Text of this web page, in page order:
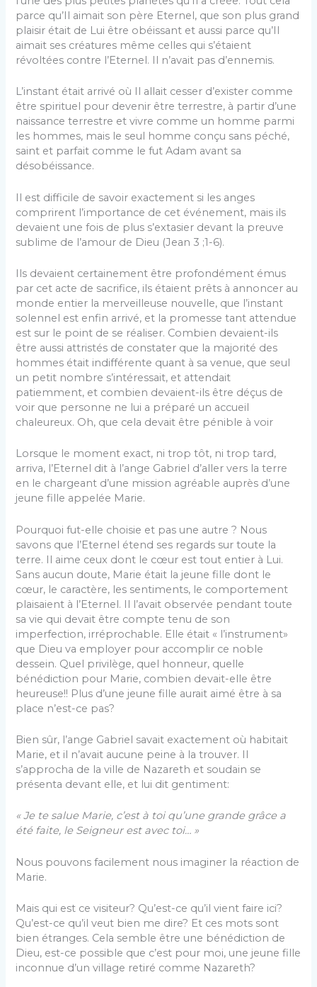
parce qu’Il aimait son père Eternel, que son plus grand
plaisir était de Lui être obéissant et aussi parce qu’Il
aimait ses créatures même celles qui s’étaient
révoltées contre l’Eternel. Il n’avait pas d’ennemis.
L’instant était arrivé où Il allait cesser d’exister comme
être spirituel pour devenir être terrestre, à partir d’une
naissance terrestre et vivre comme un homme parmi
les hommes, mais le seul homme conçu sans péché,
saint et parfait comme le fut Adam avant sa
désobéissance.
Il est difficile de savoir exactement si les anges
comprirent l’importance de cet événement, mais ils
devaient une fois de plus s’extasier devant la preuve
sublime de l’amour de Dieu (Jean 3 ;1-6).
Ils devaient certainement être profondément émus
par cet acte de sacrifice, ils étaient prêts à annoncer au
monde entier la merveilleuse nouvelle, que l’instant
solennel est enfin arrivé, et la promesse tant attendue
est sur le point de se réaliser. Combien devaient-ils
être aussi attristés de constater que la majorité des
hommes était indifférente quant à sa venue, que seul
un petit nombre s’intéressait, et attendait
patiemment, et combien devaient-ils être déçus de
voir que personne ne lui a préparé un accueil
chaleureux. Oh, que cela devait être pénible à voir
Lorsque le moment exact, ni trop tôt, ni trop tard,
arriva, l’Eternel dit à l’ange Gabriel d’aller vers la terre
en le chargeant d’une mission agréable auprès d’une
jeune fille appelée Marie.
Pourquoi fut-elle choisie et pas une autre ? Nous
savons que l’Eternel étend ses regards sur toute la
terre. Il aime ceux dont le cœur est tout entier à Lui.
Sans aucun doute, Marie était la jeune fille dont le
cœur, le caractère, les sentiments, le comportement
plaisaient à l’Eternel. Il l’avait observée pendant toute
sa vie qui devait être compte tenu de son
imperfection, irréprochable. Elle était « l’instrument»
que Dieu va employer pour accomplir ce noble
dessein. Quel privilège, quel honneur, quelle
bénédiction pour Marie, combien devait-elle être
heureuse!! Plus d’une jeune fille aurait aimé être à sa
place n’est-ce pas?
Bien sûr, l’ange Gabriel savait exactement où habitait
Marie, et il n’avait aucune peine à la trouver. Il
s’approcha de la ville de Nazareth et soudain se
présenta devant elle, et lui dit gentiment:
« Je te salue Marie, c’est à toi qu’une grande grâce a
été faite, le Seigneur est avec toi… »
Nous pouvons facilement nous imaginer la réaction de
Marie.
Mais qui est ce visiteur? Qu’est-ce qu’il vient faire ici?
Qu’est-ce qu’il veut bien me dire? Et ces mots sont
bien étranges. Cela semble être une bénédiction de
Dieu, est-ce possible que c’est pour moi, une jeune fille
inconnue d’un village retiré comme Nazareth?